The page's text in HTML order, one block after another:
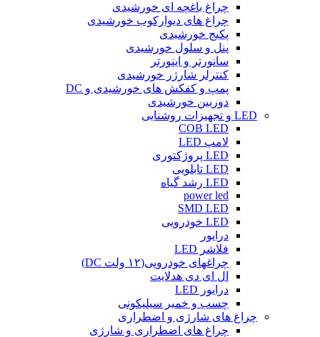
چراغ باغچه ای خورشیدی
چراغ های دیوارکوب خورشیدی
پکیج خورشیدی
پنل و سلول خورشیدی
سانورتر و اینورتر
کنترلر شارژر خورشیدی
پمپ و کفکش های خورشیدی و DC
دوربین خورشیدی
LED و تجهیزات روشنایی
COB LED
لامپ LED
LED پروژکتوری
LED تابلویی
LED رشد گیاه
power led
SMD LED
LED خودرویی
درایور
فلاشر LED
چراغهای خودرویی(۱۲ ولت DC)
ال ای دی هدلایت
درایور LED
چسب و خمیر سیلیکونی
چراغ های شارژی و اضطراری
چراغ های اضطراری و شارژی